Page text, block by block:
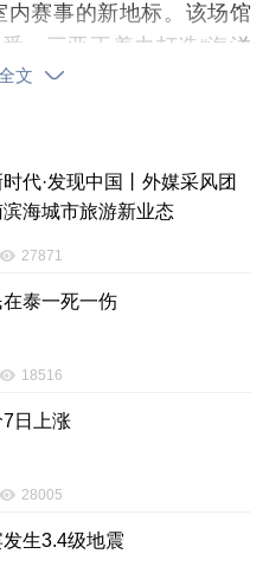
赛事的新地标。该场馆
，三亚正着力打造“海洋
观赛高地，白鹭体育馆将
文
代·发现中国丨外媒采风团
海城市旅游新业态
27871
泰一死一伤
18516
7日上涨
28005
发生3.4级地震